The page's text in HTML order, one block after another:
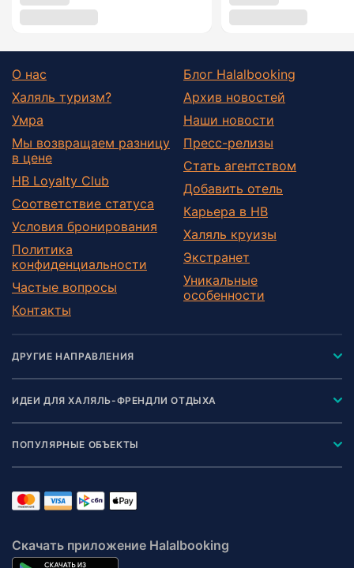
О нас
Халяль туризм?
Умра
Мы возвращаем разницу
в цене
HB Loyalty Club
Соответствие статуса
Условия бронирования
Политика
конфиденциальности
Частые вопросы
Контакты
Блог Halalbooking
Архив новостей
Наши новости
Пресс-релизы
Стать агентством
Добавить отель
Карьера в HB
Халяль круизы
Экстранет
Уникальные
особенности
ДРУГИЕ НАПРАВЛЕНИЯ
ИДЕИ ДЛЯ ХАЛЯЛЬ-ФРЕНДЛИ ОТДЫХА
ПОПУЛЯРНЫЕ ОБЪЕКТЫ
Скачать приложение Halalbooking